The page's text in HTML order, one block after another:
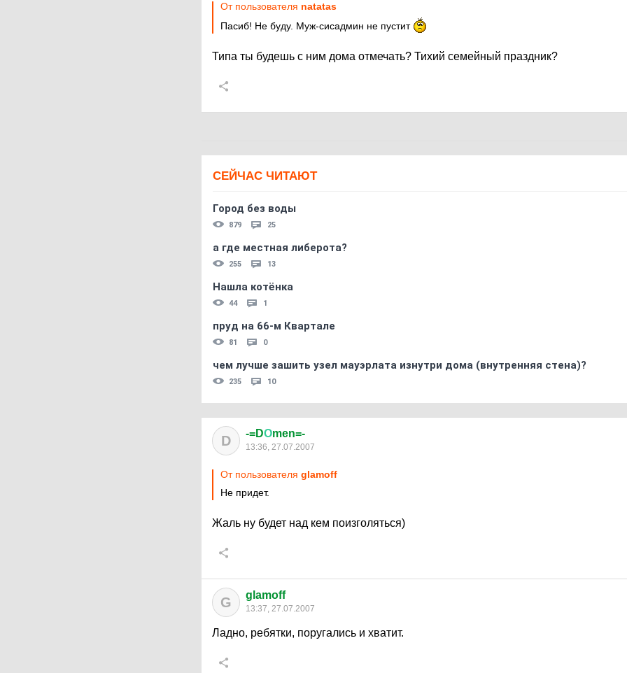
От пользователя natatas
Пасиб! Не буду. Муж-сисадмин не пустит
Типа ты будешь с ним дома отмечать? Тихий семейный праздник?
СЕЙЧАС ЧИТАЮТ
Город без воды
879 25
а где местная либерота?
255 13
Нашла котёнка
44 1
пруд на 66-м Квартале
81 0
чем лучше зашить узел мауэрлата изнутри дома (внутренняя стена)?
235 10
D -=DОmen=-
13:36, 27.07.2007
От пользователя glamoff
Не придет.
Жаль ну будет над кем поизголяться)
G glamoff
13:37, 27.07.2007
Ладно, ребятки, поругались и хватит.